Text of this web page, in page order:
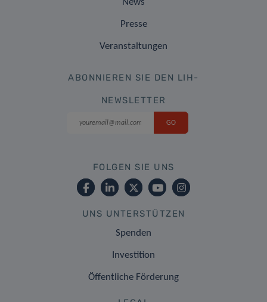
News
Presse
Veranstaltungen
ABONNIEREN SIE DEN LIH-
NEWSLETTER
FOLGEN SIE UNS
UNS UNTERSTÜTZEN
Spenden
Investition
Öffentliche Förderung